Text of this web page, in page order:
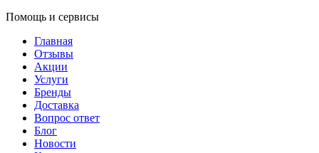
Помощь и сервисы
Главная
Отзывы
Акции
Услуги
Бренды
Доставка
Вопрос ответ
Блог
Новости